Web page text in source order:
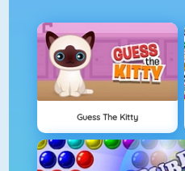
Guess The Kitty